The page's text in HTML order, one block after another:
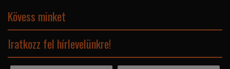
Adatvédelmi nyilatkozat
Kövess minket
Iratkozz fel hírlevelünkre!